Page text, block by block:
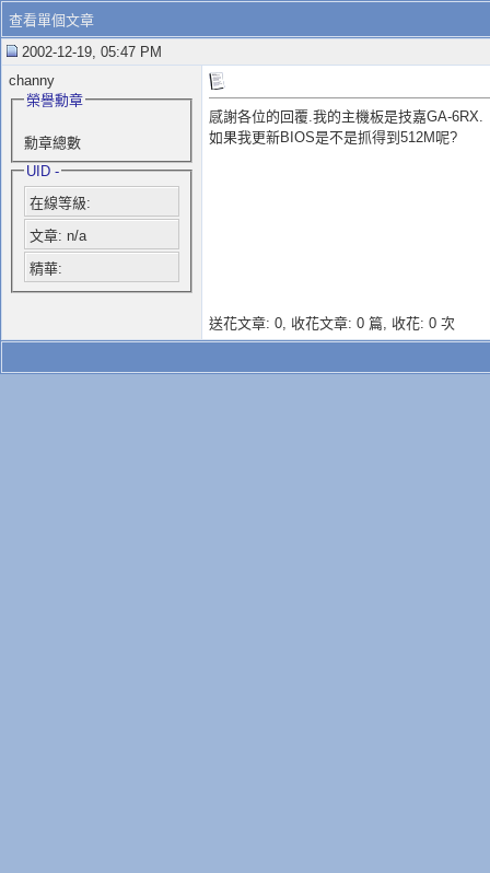
查看單個文章
2002-12-19, 05:47 PM
channy
榮譽勳章
勳章總數
UID -
在線等級:
文章: n/a
精華:
感謝各位的回覆.我的主機板是技嘉GA-6RX.
如果我更新BIOS是不是抓得到512M呢?
送花文章: 0, 收花文章: 0 篇, 收花: 0 次